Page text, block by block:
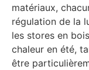
matériaux,
régulation de la
les stores en
chaleur en été,
être